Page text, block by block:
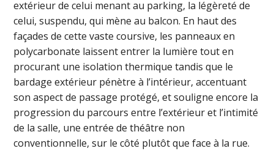
extérieur de celui menant au parking, la légèreté de
celui, suspendu, qui mène au balcon. En haut des
façades de cette vaste coursive, les panneaux en
polycarbonate laissent entrer la lumière tout en
procurant une isolation thermique tandis que le
bardage extérieur pénètre à l’intérieur, accentuant
son aspect de passage protégé, et souligne encore la
progression du parcours entre l’extérieur et l’intimité
de la salle, une entrée de théâtre non
conventionnelle, sur le côté plutôt que face à la rue.